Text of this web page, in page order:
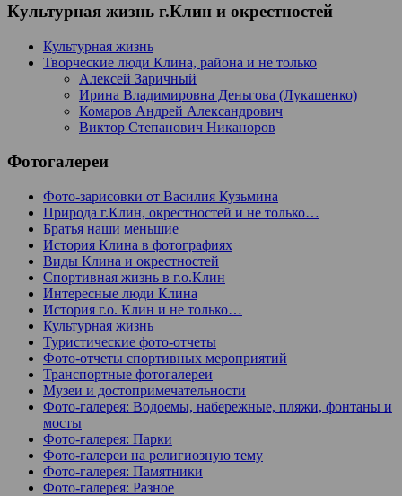
Культурная жизнь г.Клин и окрестностей
Культурная жизнь
Творческие люди Клина, района и не только
Алексей Заричный
Ирина Владимировна Деньгова (Лукашенко)
Комаров Андрей Александрович
Виктор Степанович Никаноров
Фотогалереи
Фото-зарисовки от Василия Кузьмина
Природа г.Клин, окрестностей и не только…
Братья наши меньшие
История Клина в фотографиях
Виды Клина и окрестностей
Спортивная жизнь в г.о.Клин
Интересные люди Клина
История г.о. Клин и не только…
Культурная жизнь
Туристические фото-отчеты
Фото-отчеты спортивных мероприятий
Транспортные фотогалереи
Музеи и достопримечательности
Фото-галерея: Водоемы, набережные, пляжи, фонтаны и
мосты
Фото-галерея: Парки
Фото-галереи на религиозную тему
Фото-галерея: Памятники
Фото-галерея: Разное